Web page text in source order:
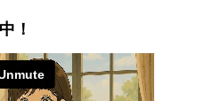
！